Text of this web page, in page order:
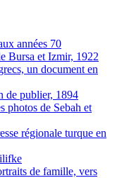
années 70
Bursa et Izmir, 1922
un document en
de publier, 1894
photos de Sebah et
régionale turque en
de famille, vers